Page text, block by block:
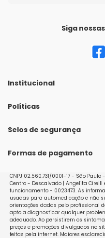
Siga
Institucional
Quem Somos
Nossas lojas
Políticas
Política de Envio
Políticas de Trocas e
Selos de segurança
Formas de pagamento
CNPJ 02.560.731/0001-17 - São
Centro - Descalvado | Angelita Cirelli
funcionamento - 0023473. As
usadas para automedicação e não
orientações dadas pelo profissional
apto a diagnosticar qualquer
adequado. Ao persistirem os
preços e promoções divulgados no
feitas pela internet. Maiores